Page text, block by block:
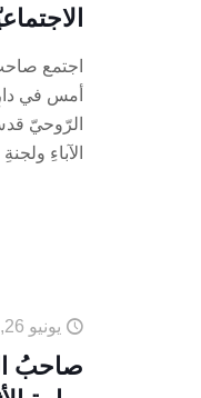
اجتمع
أمس في
الرّوحيّ
الآباءِ
يونيو 26, 2023
صاحبُ